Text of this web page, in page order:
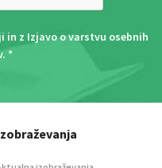
in z Izjavo o varstvu osebnih
. *